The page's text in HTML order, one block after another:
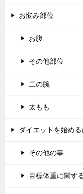
お悩み部位
お腹
その他部位
二の腕
太もも
ダイエットを始める
その他の事
目標体重に関す